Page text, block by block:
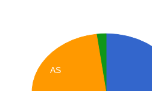
AS